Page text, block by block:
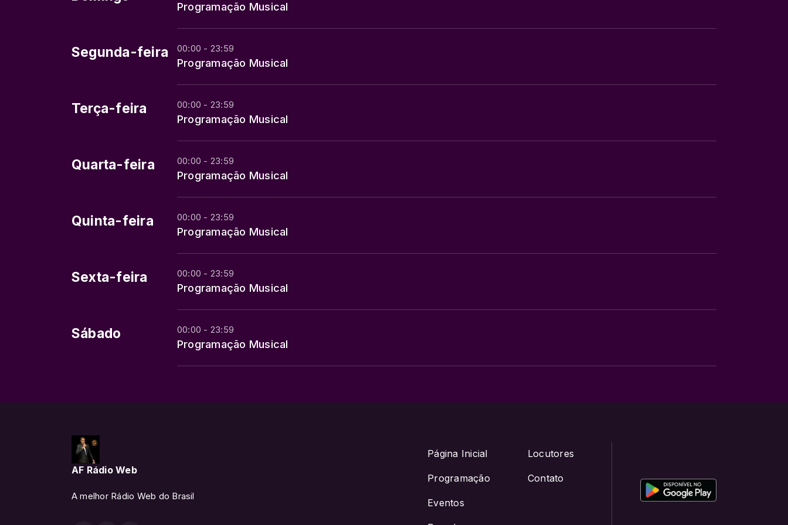
Programação Musical
Segunda-feira 00:00 - 23:59
Programação Musical
Terça-feira 00:00 - 23:59
Programação Musical
Quarta-feira 00:00 - 23:59
Programação Musical
Quinta-feira 00:00 - 23:59
Programação Musical
Sexta-feira 00:00 - 23:59
Programação Musical
Sábado 00:00 - 23:59
Programação Musical
AF Rádio Web
A melhor Rádio Web do Brasil
Página Inicial
Programação
Eventos
Locutores
Contato